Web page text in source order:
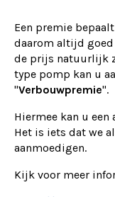
Een premie
daarom altijd
de prijs natuurlijk
type pomp kan u
"Verbouwpremie".
Hiermee kan u
Het is iets dat we
aanmoedigen.
Kijk voor meer